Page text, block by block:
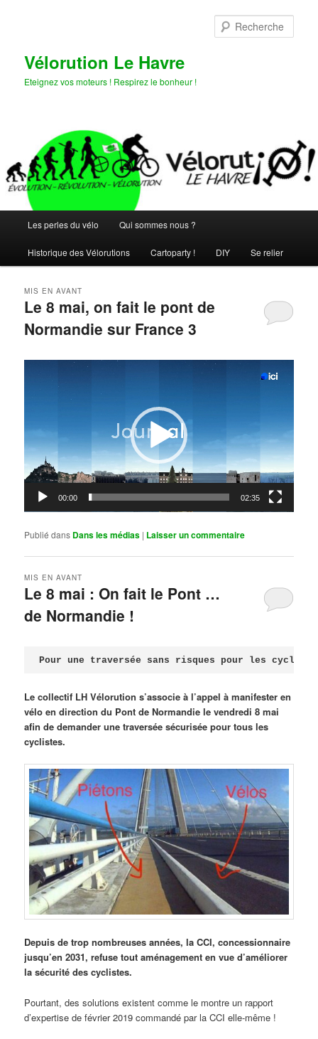
Vélorution Le Havre
Eteignez vos moteurs ! Respirez le bonheur !
principal
Les perles du vélo Qui sommes nous ?
Historique des Vélorutions Cartoparty ! DIY Se relier
Le 8 mai, on fait le pont de
Normandie sur France 3
MIS EN AVANT
00:00 02:35
Publié dans Dans les médias | Laisser un commentaire
Le 8 mai : On fait le Pont …
de Normandie !
MIS EN AVANT
Pour une traversée sans risques pour les
Le collectif LH Vélorution s’associe à l’appel à manifester en
vélo en direction du Pont de Normandie le vendredi 8 mai
afin de demander une traversée sécurisée pour tous les
cyclistes.
Depuis de trop nombreuses années, la CCI, concessionnaire
jusqu’en 2031, refuse tout aménagement en vue d’améliorer
la sécurité des cyclistes.
Pourtant, des solutions existent comme le montre un rapport
d’expertise de février 2019 commandé par la CCI elle-même !